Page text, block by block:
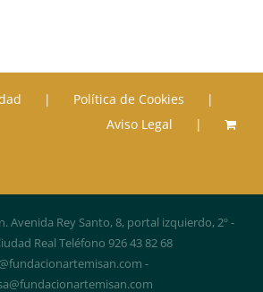
Política de Cookies
Aviso Legal
Avenida Rey Santo, 8, portal izquierdo, 2º -
Real Teléfono 926 43 82 68
-